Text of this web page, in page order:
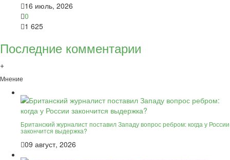
16 июль, 2026
0
1 625
Последние комментарии
+
Мнение
Британский журналист поставил Западу вопрос ребром: когда у России
закончится выдержка?
09 август, 2026